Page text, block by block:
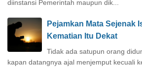
diinstansi Pemerintah maupun dik...
Pejamkan Mata Sejenak
Kematian Itu Dekat
Tidak ada satupun orang
kapan datangnya ajal menjemput kecuali